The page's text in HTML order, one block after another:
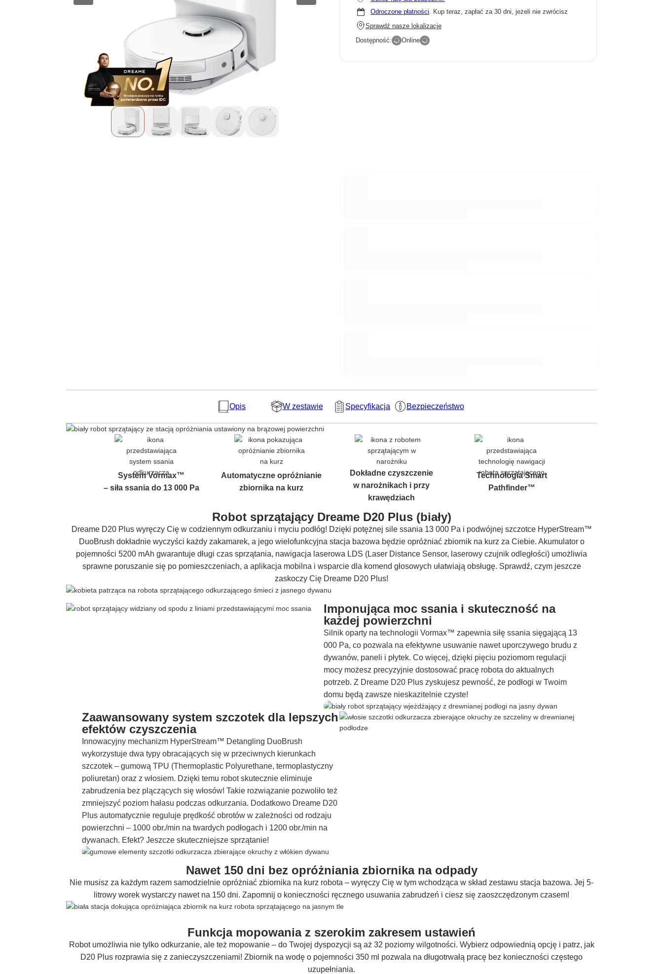
Odroczone płatności. Kup teraz, zapłać za 30 dni, jeżeli nie zwrócisz
Sprawdź nasze lokalizacje
Dostępność:
Online
Pokaż na mapie
Oficjalna Strefa Dreame - Złote
dreame.zlotetarasy@geekstore.pl
Pokaż na mapie
Opis W zestawie Specyfikacja Bezpieczeństwo
System Vormax™
– siła ssania do 13 000 Pa
Automatyczne opróżnianie
zbiornika na kurz
Dokładne czyszczenie
w narożnikach i przy
krawędziach
Technologia Smart
Pathfinder™
Robot sprzątający Dreame D20 Plus (biały)
Dreame D20 Plus wyręczy Cię w codziennym odkurzaniu i myciu podłóg! Dzięki potężnej sile ssania 13 000 Pa i podwójnej szczotce HyperStream™
DuoBrush dokładnie wyczyści każdy zakamarek, a jego wielofunkcyjna stacja bazowa będzie opróżniać zbiornik na kurz za Ciebie. Akumulator o
pojemności 5200 mAh gwarantuje długi czas sprzątania, nawigacja laserowa LDS (Laser Distance Sensor, laserowy czujnik odległości) umożliwia
sprawne poruszanie się po pomieszczeniach, a aplikacja mobilna i wsparcie dla komend głosowych ułatwiają obsługę. Sprawdź, czym jeszcze
zaskoczy Cię Dreame D20 Plus!
Imponująca moc ssania i skuteczność na
każdej powierzchni
Silnik oparty na technologii Vormax™ zapewnia siłę ssania sięgającą 13
000 Pa, co pozwala na efektywne usuwanie nawet uporczywego brudu z
dywanów, paneli i płytek. Co więcej, dzięki pięciu poziomom regulacji
mocy możesz precyzyjnie dostosować pracę robota do aktualnych
potrzeb. Z Dreame D20 Plus zyskujesz pewność, że podłogi w Twoim
domu będą zawsze nieskazitelnie czyste!
Zaawansowany system szczotek dla lepszych
efektów czyszczenia
Innowacyjny mechanizm HyperStream™ Detangling DuoBrush
wykorzystuje dwa typy obracających się w przeciwnych kierunkach
szczotek – gumową TPU (Thermoplastic Polyurethane, termoplastyczny
poliuretan) oraz z włosiem. Dzięki temu robot skutecznie eliminuje
zabrudzenia bez plączących się włosów! Takie rozwiązanie pozwoliło też
zmniejszyć poziom hałasu podczas odkurzania. Dodatkowo Dreame D20
Plus automatycznie reguluje prędkość obrotów w zależności od rodzaju
powierzchni – 1000 obr./min na twardych podłogach i 1200 obr./min na
dywanach. Efekt? Jeszcze skuteczniejsze sprzątanie!
Nawet 150 dni bez opróżniania zbiornika na odpady
Nie musisz za każdym razem samodzielnie opróżniać zbiornika na kurz robota – wyręczy Cię w tym wchodząca w skład zestawu stacja bazowa. Jej 5-
litrowy worek wystarczy nawet na 150 dni. Zapomnij o konieczności ręcznego usuwania zabrudzeń i ciesz się zaoszczędzonym czasem!
Funkcja mopowania z szerokim zakresem ustawień
Robot umożliwia nie tylko odkurzanie, ale też mopowanie – do Twojej dyspozycji są aż 32 poziomy wilgotności. Wybierz odpowiednią opcję i patrz, jak
D20 Plus rozprawia się z zanieczyszczeniami! Zbiornik na wodę o pojemności 350 ml pozwala na długotrwałą pracę bez konieczności częstego
uzupełniania.